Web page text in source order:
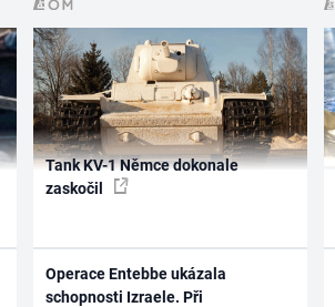
Tank KV-1 Němce dokonale
zaskočil
Operace Entebbe ukázala
schopnosti Izraele. Při